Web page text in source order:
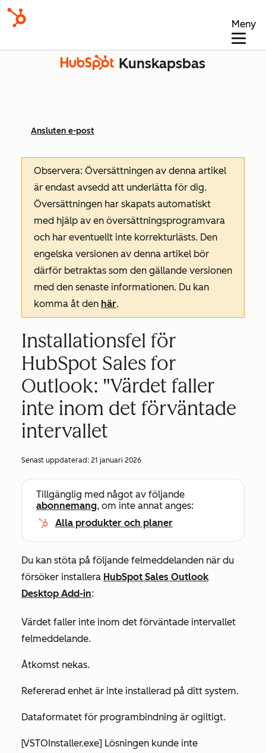
Meny
Kunskapsbas
Ansluten e-post
Observera: Översättningen av denna artikel
är endast avsedd att underlätta för dig.
Översättningen har skapats automatiskt
med hjälp av en översättningsprogramvara
och har eventuellt inte korrekturlästs. Den
engelska versionen av denna artikel bör
därför betraktas som den gällande versionen
med den senaste informationen. Du kan
komma åt den här.
Installationsfel för
HubSpot Sales for
Outlook: "Värdet faller
inte inom det förväntade
intervallet
Senast uppdaterad: 21 januari 2026
Tillgänglig med något av följande
abonnemang, om inte annat anges:
Alla produkter och planer
Du kan stöta på följande felmeddelanden när du
försöker installera HubSpot Sales Outlook
Desktop Add-in:
Värdet faller inte inom det förväntade intervallet
felmeddelande.
Åtkomst nekas.
Refererad enhet är inte installerad på ditt system.
Dataformatet för programbindning är ogiltigt.
[VSTOInstaller.exe] Lösningen kunde inte